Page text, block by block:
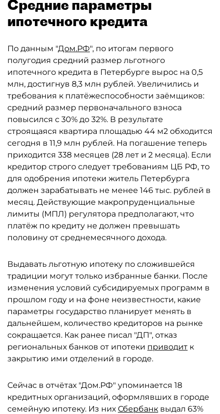
Средние параметры
ипотечного кредита
По данным "Дом.РФ", по итогам первого
полугодия средний размер льготного
ипотечного кредита в Петербурге вырос на 0,5
млн, достигнув 8,3 млн рублей. Увеличились и
требования к платёжеспособности заёмщиков:
средний размер первоначального взноса
повысился с 30% до 32%. В результате
строящаяся квартира площадью 44 м2 обходится
сегодня в 11,9 млн рублей. На погашение теперь
приходится 338 месяцев (28 лет и 2 месяца). Если
кредитор строго следует требованиям ЦБ РФ, то
для одобрения ипотеки житель Петербурга
должен зарабатывать не менее 146 тыс. рублей в
месяц. Действующие макропруденциальные
лимиты (МПЛ) регулятора предполагают, что
платёж по кредиту не должен превышать
половину от среднемесячного дохода.
Выдавать льготную ипотеку по сложившейся
традиции могут только избранные банки. После
изменения условий субсидируемых программ в
прошлом году и на фоне неизвестности, какие
параметры государство планирует менять в
дальнейшем, количество кредиторов на рынке
сокращается. Как ранее писал "ДП", отказ
региональных банков от ипотеки приводит к
закрытию ими отделений в городе.
Сейчас в отчётах "Дом.РФ" упоминается 18
кредитных организаций, оформлявших в городе
семейную ипотеку. Из них Сбербанк выдал 63%